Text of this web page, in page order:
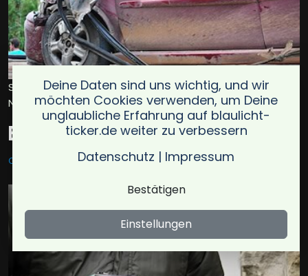
Symbolbild für Entgegenkommende kollidierten / Foto:
NettoFigueiredo
Entgegenkommende kollidierten
OT HUTHOLZ 01.08.2024
Deine Daten sind uns wichtig, und wir
möchten Cookies verwenden, um Deine
unglaubliche Erfahrung auf blaulicht-
ticker.de weiter zu verbessern
Datenschutz | Impressum
Bestätigen
Einstellungen